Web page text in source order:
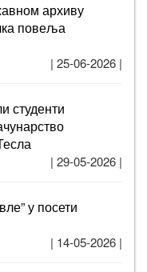
архиву
повеља
| 25-06-2026 |
студенти
| 29-05-2026 |
у посети
| 14-05-2026 |